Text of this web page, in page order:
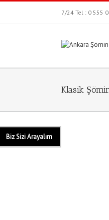
7/24 Tel : 0 555
Klasik
Biz Sizi Arayalım